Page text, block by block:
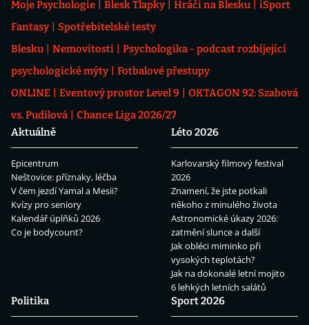
Moje Psychologie Blesk Tlapky Hráči na Blesku
iSport
Fantasy
Spotřebitelské testy
Blesku
Nemovitosti
Psychologika - podcast rozbíjející
psychologické mýty
Fotbalové přestupy
ONLINE
Eventový prostor Level 9
OKTAGON 92: Szabová
vs. Pudilová
Chance Liga 2026/27
Aktuálně
Epicentrum
Neštovice: příznaky, léčba
V čem jezdí Yamal a Mesii?
Kvízy pro seniory
Kalendář úplňků 2026
Co je bodycount?
Léto 2026
Karlovarský filmový festival
2026
Znamení, že jste potkali
někoho z minulého života
Astronomické úkazy 2026:
zatmění slunce a další
Jak obléci miminko při
vysokých teplotách?
Jak na dokonalé letní mojito
6 lehkých letních salátů
Politika
Sport 2026